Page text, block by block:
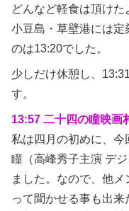
どんなど軽食は頂けた
小豆島・草壁港には定
のは13:20でした。
少しだけ休憩し、
す。
13:57 二十四の瞳映画
私は四月の初めに、
瞳（高峰秀子主演 デ
ました。なので、他
って聞かせる事も出